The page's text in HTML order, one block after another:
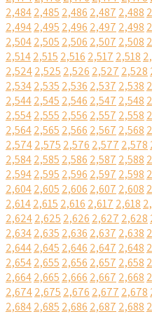
2,4842,485 2,486 2,487 2,488
2,4942,495 2,496 2,497 2,498
2,5042,505 2,506 2,507 2,508
2,5142,515 2,516 2,517 2,518
2,5242,525 2,526 2,527 2,528
2,5342,535 2,536 2,537 2,538
2,5442,545 2,546 2,547 2,548
2,5542,555 2,556 2,557 2,558
2,5642,565 2,566 2,567 2,568
2,5742,575 2,576 2,577 2,578
2,5842,585 2,586 2,587 2,588
2,5942,595 2,596 2,597 2,598
2,6042,605 2,606 2,607 2,608
2,6142,615 2,616 2,617 2,618
2,6242,625 2,626 2,627 2,628
2,6342,635 2,636 2,637 2,638
2,6442,645 2,646 2,647 2,648
2,6542,655 2,656 2,657 2,658
2,6642,665 2,666 2,667 2,668
2,6742,675 2,676 2,677 2,678
2,6842,685 2,686 2,687 2,688